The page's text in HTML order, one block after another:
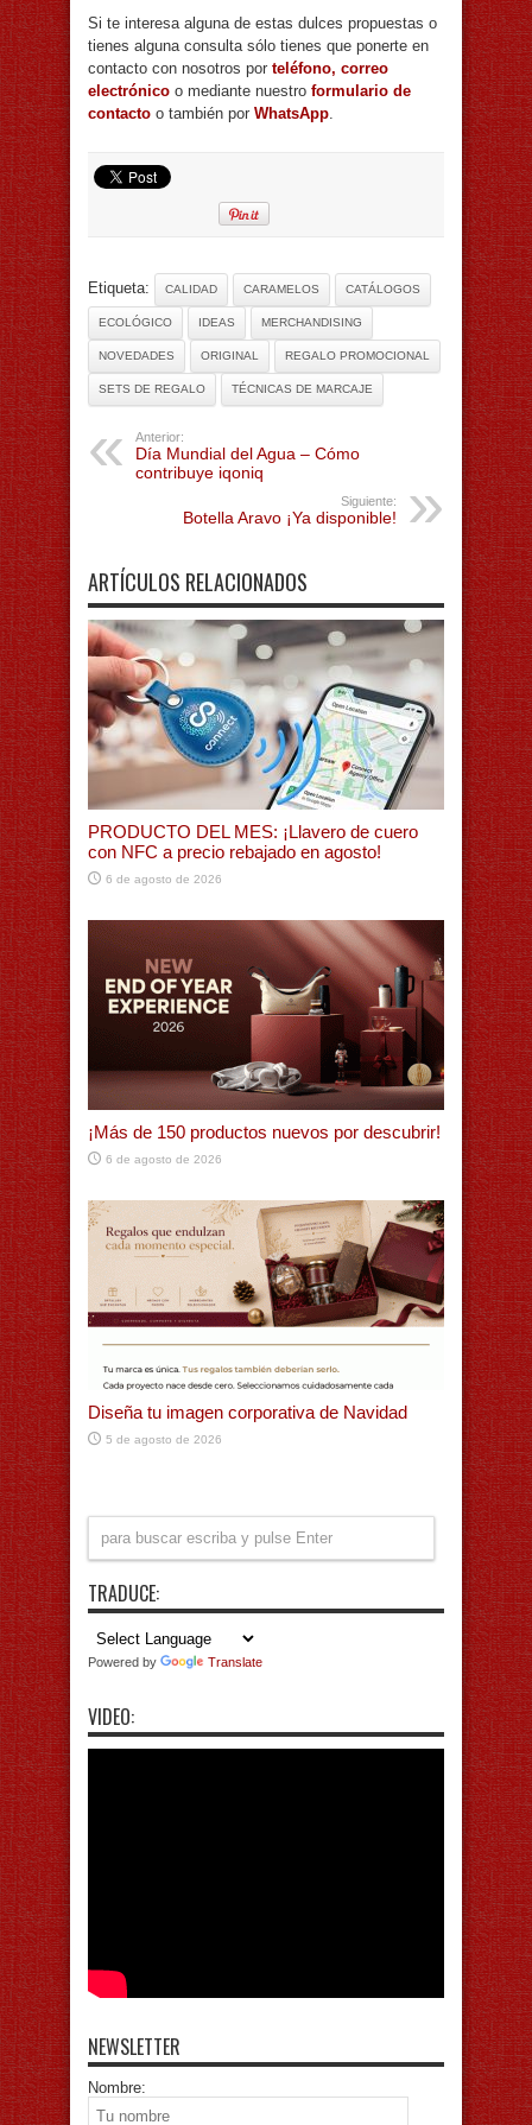
Si te interesa alguna de estas dulces propuestas o
tienes alguna consulta sólo tienes que ponerte en
contacto con nosotros por teléfono, correo
electrónico o mediante nuestro formulario de
contacto o también por WhatsApp
Etiqueta: CALIDAD CARAMELOS CATÁLOGOS
ECOLÓGICO IDEAS MERCHANDISING
NOVEDADES ORIGINAL REGALO PROMOCIONAL
SETS DE REGALO TÉCNICAS DE MARCAJE
Anterior:
Día Mundial del Agua – Cómo
contribuye iqoniq
Siguiente:
Botella Aravo ¡Ya disponible!
ARTÍCULOS RELACIONADOS
PRODUCTO DEL MES: ¡Llavero de cuero
con NFC a precio rebajado en agosto!
6 de agosto de 2026
¡Más de 150 productos nuevos por descubrir!
6 de agosto de 2026
Diseña tu imagen corporativa de Navidad
5 de agosto de 2026
TRADUCE:
Powered by Translate
VIDEO:
NEWSLETTER
Nombre: